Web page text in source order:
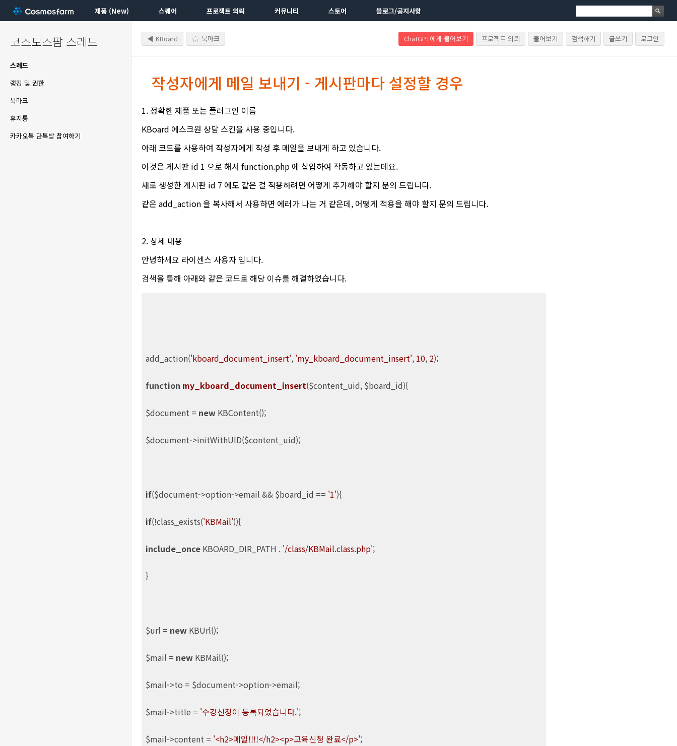
제품 (New) 스퀘어 프로젝트 의뢰 커뮤니티 스토어 블로그/공지사항
코스모스팜 스레드
스레드
랭킹 및 권한
북마크
휴지통
카카오톡 단톡방 참여하기
◀ KBoard 북마크 ChatGPT에게 물어보기 프로젝트 의뢰 물어보기 검색하기 글쓰기 로그인
작성자에게 메일 보내기 - 게시판마다 설정할 경우
1. 정확한 제품 또는 플러그인 이름
KBoard 에스크원 상담 스킨을 사용 중입니다.
아래 코드를 사용하여 작성자에게 작성 후 메일을 보내게 하고 있습니다.
이것은 게시판 id 1 으로 해서 function.php 에 삽입하여 작동하고 있는데요.
새로 생성한 게시판 id 7 에도 같은 걸 적용하려면 어떻게 추가해야 할지 문의 드립니다.
같은 add_action 을 복사해서 사용하면 에러가 나는 거 같은데, 어떻게 적용을 해야 할지 문의 드립니다.
2. 상세 내용
안녕하세요 라이센스 사용자 입니다.
검색을 통해 아래와 같은 코드로 해당 이슈를 해결하였습니다.
add_action('kboard_document_insert', 'my_kboard_document_insert', 10, 2);
function my_kboard_document_insert($content_uid, $board_id){
$document = new KBContent();
$document->initWithUID($content_uid);
if($document->option->email && $board_id == '1'){
if(!class_exists('KBMail')){
include_once KBOARD_DIR_PATH . '/class/KBMail.class.php';
}
$url = new KBUrl();
$mail = new KBMail();
$mail->to = $document->option->email;
$mail->title = '수강신청이 등록되었습니다.';
$mail->content = '<h2>메일!!!!</h2><p>교육신청 완료</p>';